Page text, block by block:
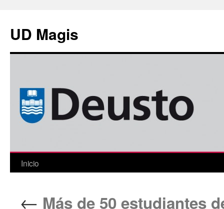
contenido
UD Magis
Inicio
← Más de 50 estudiantes